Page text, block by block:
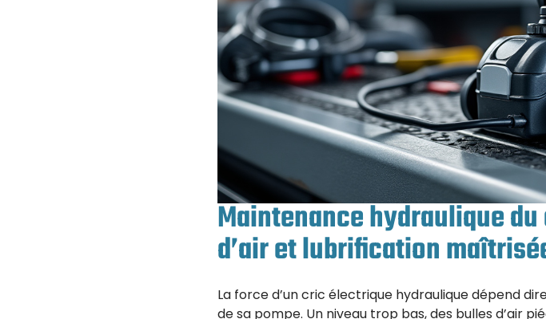
Maintenance hydraulique
d’air et lubrification
La force d’un cric électrique hydraulique dépend
de sa pompe. Un niveau trop bas, des bulles d’air